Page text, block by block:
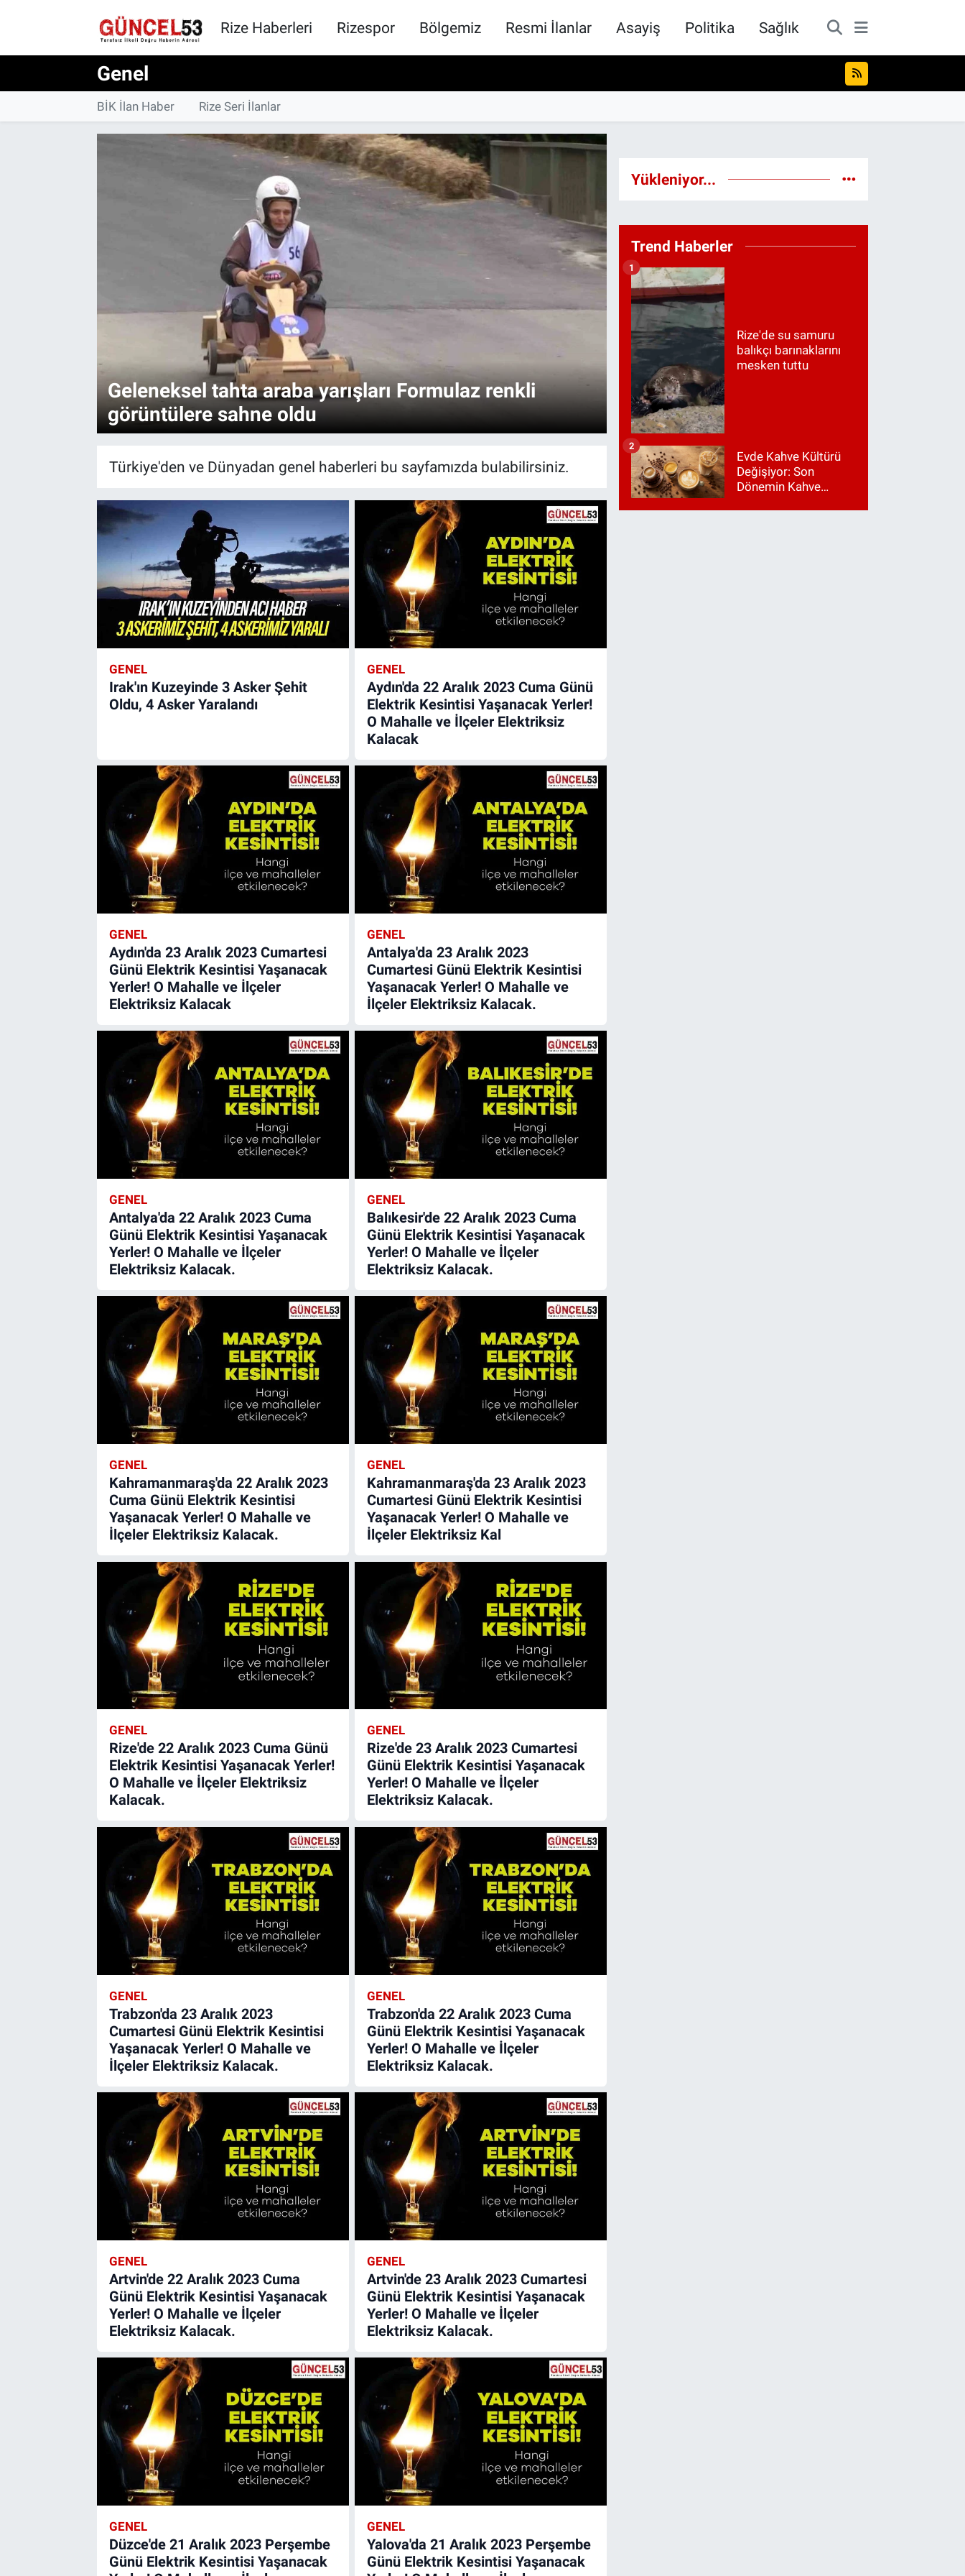
Rize Haberleri Rizespor Bölgemiz Resmi İlanlar Asayiş Politika Sağlık
Genel
BİK İlan Haber Rize Seri İlanlar
Geleneksel tahta araba yarışları Formulaz renkli
görüntülere sahne oldu
Evde Kahve Kültürü Değişiyor: Son
Makinesi Trendleri
Türkiye'den ve Dünyadan genel haberleri bu sayfamızda bulabilirsiniz.
GENEL
Irak'ın Kuzeyinde 3 Asker Şehit
Oldu, 4 Asker Yaralandı
GENEL
Aydın'da 22 Aralık 2023 Cuma Günü
Elektrik Kesintisi Yaşanacak Yerler!
O Mahalle ve İlçeler Elektriksiz
Kalacak
GENEL
Aydın'da 23 Aralık 2023 Cumartesi
Günü Elektrik Kesintisi Yaşanacak
Yerler! O Mahalle ve İlçeler
Elektriksiz Kalacak
GENEL
Antalya'da 23 Aralık 2023
Cumartesi Günü Elektrik Kesintisi
Yaşanacak Yerler! O Mahalle ve
İlçeler Elektriksiz Kalacak.
GENEL
Antalya'da 22 Aralık 2023 Cuma
Günü Elektrik Kesintisi Yaşanacak
Yerler! O Mahalle ve İlçeler
Elektriksiz Kalacak.
GENEL
Balıkesir'de 22 Aralık 2023 Cuma
Günü Elektrik Kesintisi Yaşanacak
Yerler! O Mahalle ve İlçeler
Elektriksiz Kalacak.
GENEL
Kahramanmaraş'da 22 Aralık 2023
Cuma Günü Elektrik Kesintisi
Yaşanacak Yerler! O Mahalle ve
İlçeler Elektriksiz Kalacak.
GENEL
Kahramanmaraş'da 23 Aralık 2023
Cumartesi Günü Elektrik Kesintisi
Yaşanacak Yerler! O Mahalle ve
İlçeler Elektriksiz Kal
GENEL
Rize'de 22 Aralık 2023 Cuma Günü
Elektrik Kesintisi Yaşanacak Yerler!
O Mahalle ve İlçeler Elektriksiz
Kalacak.
GENEL
Rize'de 23 Aralık 2023 Cumartesi
Günü Elektrik Kesintisi Yaşanacak
Yerler! O Mahalle ve İlçeler
Elektriksiz Kalacak.
GENEL
Trabzon'da 23 Aralık 2023
Cumartesi Günü Elektrik Kesintisi
Yaşanacak Yerler! O Mahalle ve
İlçeler Elektriksiz Kalacak.
GENEL
Trabzon'da 22 Aralık 2023 Cuma
Günü Elektrik Kesintisi Yaşanacak
Yerler! O Mahalle ve İlçeler
Elektriksiz Kalacak.
GENEL
Artvin'de 22 Aralık 2023 Cuma
Günü Elektrik Kesintisi Yaşanacak
Yerler! O Mahalle ve İlçeler
Elektriksiz Kalacak.
GENEL
Artvin'de 23 Aralık 2023 Cumartesi
Günü Elektrik Kesintisi Yaşanacak
Yerler! O Mahalle ve İlçeler
Elektriksiz Kalacak.
GENEL
Düzce'de 21 Aralık 2023 Perşembe
Günü Elektrik Kesintisi Yaşanacak
GENEL
Yalova'da 21 Aralık 2023 Perşembe
Günü Elektrik Kesintisi Yaşanacak
Yükleniyor...
Trend Haberler
Rize'de su samuru
balıkçı barınaklarını
mesken tuttu
1
Evde Kahve Kültürü
Değişiyor: Son
Dönemin Kahve
2